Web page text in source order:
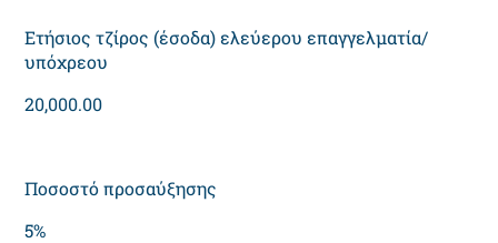
Ετήσιος τζίρος (έσοδα) ελεύερου επαγγελματία/
υπόχρεου
20,000.00
Ποσοστό προσαύξησης
5%